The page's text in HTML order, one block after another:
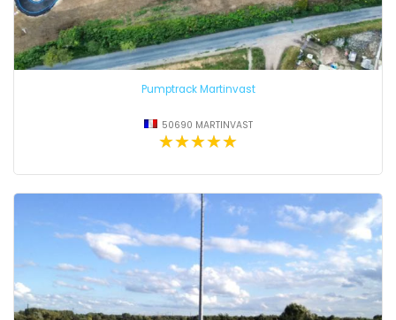
Pumptrack Martinvast
50690 MARTINVAST
★★★★★
★★★★★
★★★★★